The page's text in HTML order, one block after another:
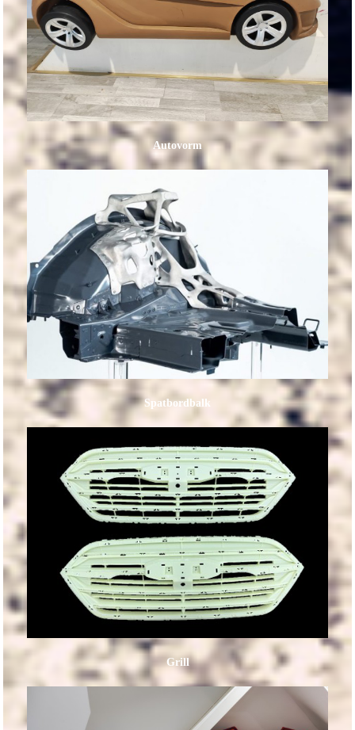
Autovorm
Spatbordbalk
Grill